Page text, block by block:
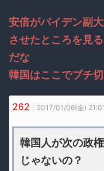
安倍がバイデン副
させたところを見
だな
韓国はここでブチ
262 ：2017/01/06(金)
韓国人が次の政
じゃないの？